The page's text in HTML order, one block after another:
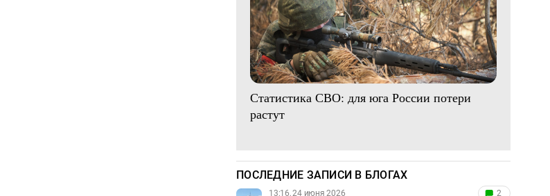
Статистика СВО: для юга России потери
растут
ПОСЛЕДНИЕ ЗАПИСИ В БЛОГАХ
13:16, 24 июня 2026 2